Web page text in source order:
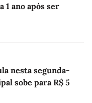
1 ano após ser
nesta segunda-
sobe para R$ 5